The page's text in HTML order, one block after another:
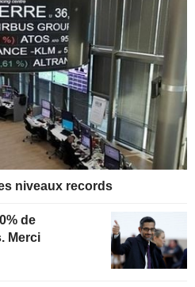
niveaux records
de
Merci